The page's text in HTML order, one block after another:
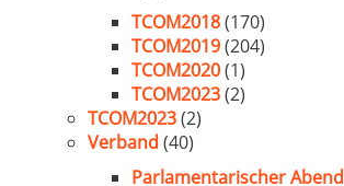
TCOM2018(170)
TCOM2019(204)
TCOM2020(1)
TCOM2023(2)
TCOM2023(2)
Verband (40)
Parlamentarischer Abend